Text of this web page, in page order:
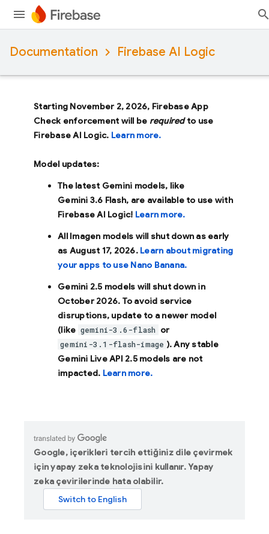
Documentation Firebase AI Logic
Starting November 2, 2026, Firebase App
Check enforcement will be requiredto use
Firebase AI Logic. Learn more.
Model updates:
The latest Gemini models, like
Gemini 3.6 Flash, are available to use with
Firebase AI Logic! Learn more.
All Imagen models will shut down as early
as August 17, 2026. Learn about migrating
your apps to use Nano Banana.
Gemini 2.5 models will shut down in
October 2026. To avoid service
disruptions, update to a newer model
(like gemini-3.6-flash or
gemini-3.1-flash-image ). Any stable
Gemini Live API 2.5 models are not
impacted. Learn more.
Google, içerikleri tercih ettiğiniz dile çevirmek
için yapay zeka teknolojisini kullanır. Yapay
zeka çevirilerinde hata olabilir.